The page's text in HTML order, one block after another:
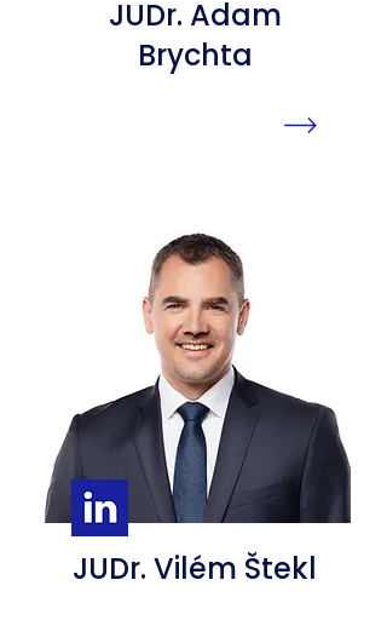
JUDr. Adam
Brychta
JUDr. Vilém Štekl